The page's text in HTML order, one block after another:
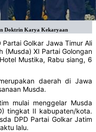
Doktrin Karya Kekaryaan
Partai Golkar Jawa Timur Ali
(Musda) XI Partai Golongan
Mustika, Rabu siang, 6
daerah di Jawa
Musda.
mulai menggelar Musda
tingkat II kabupaten/kota.
DPD Partai Golkar Jatim
lalu.